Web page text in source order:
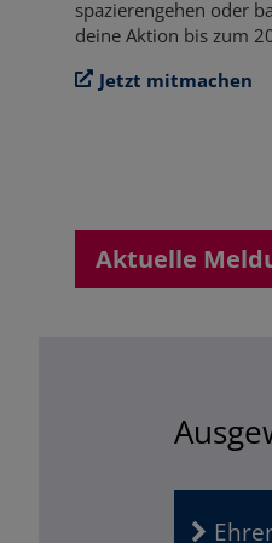
spazierengehen oder
deine Aktion bis zum
Jetzt mitmachen
Aktuelle